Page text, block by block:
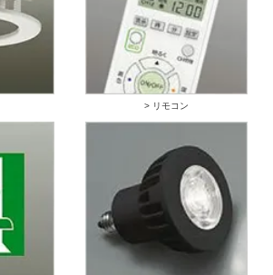
> リモコン